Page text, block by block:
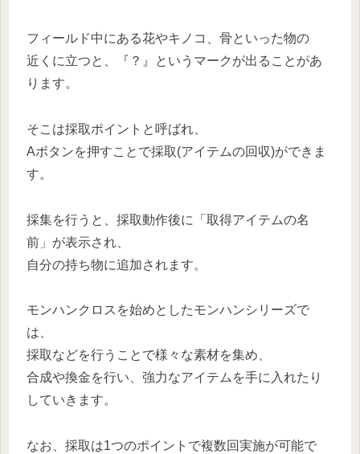
フィールド中にある花やキノコ、骨といった物の
近くに立つと、『？』というマークが出ることがあ
ります。
そこは採取ポイントと呼ばれ、
Aボタンを押すことで採取(アイテムの回収)ができま
す。
採集を行うと、採取動作後に「取得アイテムの名
前」が表示され、
自分の持ち物に追加されます。
モンハンクロスを始めとしたモンハンシリーズで
は、
採取などを行うことで様々な素材を集め、
合成や換金を行い、強力なアイテムを手に入れたり
していきます。
なお、採取は1つのポイントで複数回実施が可能で